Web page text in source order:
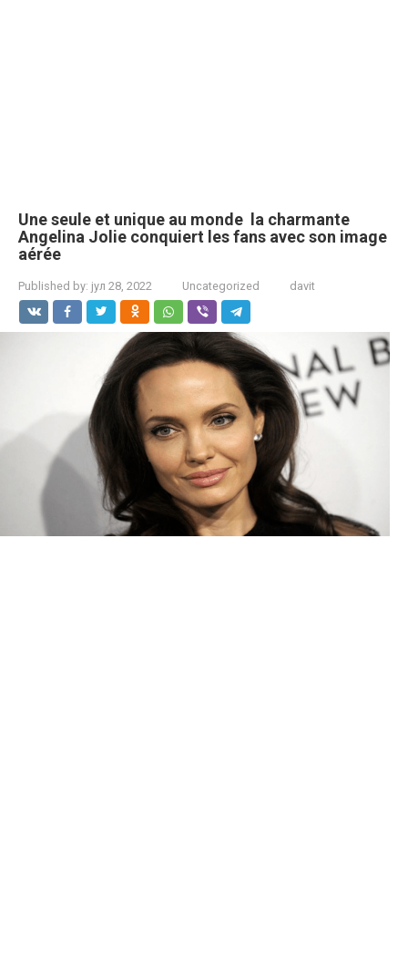
Une seule et unique au monde la charmante
Angelina Jolie conquiert les fans avec son image
aérée
Published by: јул 28, 2022 Uncategorized davit